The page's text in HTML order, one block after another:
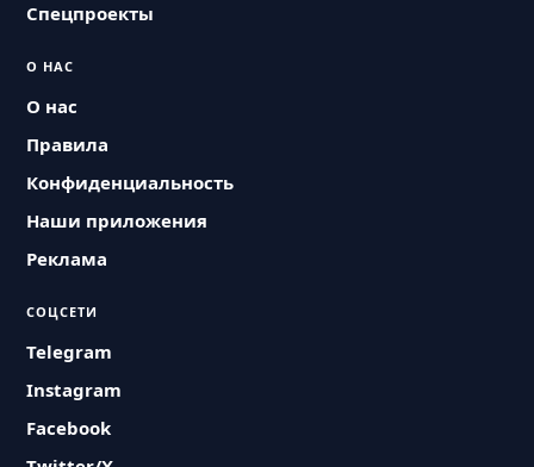
Спецпроекты
О НАС
О нас
Правила
Конфиденциальность
Наши приложения
Реклама
СОЦСЕТИ
Telegram
Instagram
Facebook